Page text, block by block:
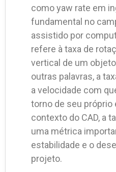
como yaw rate em
fundamental no
assistido por
refere à taxa de
vertical de um
outras palavras, a
a velocidade com
torno de seu próprio
contexto do CAD, a
uma métrica
estabilidade e o
projeto.